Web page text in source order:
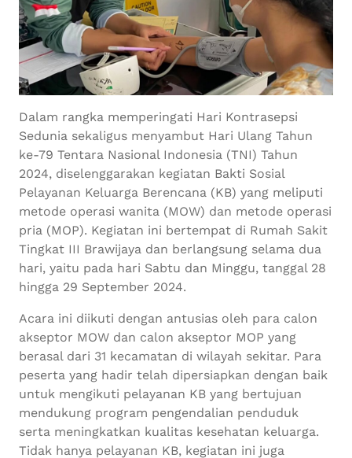
Dalam rangka memperingati Hari Kontrasepsi
Sedunia sekaligus menyambut Hari Ulang Tahun
ke-79 Tentara Nasional Indonesia (TNI) Tahun
2024, diselenggarakan kegiatan Bakti Sosial
Pelayanan Keluarga Berencana (KB) yang meliputi
metode operasi wanita (MOW) dan metode operasi
pria (MOP). Kegiatan ini bertempat di Rumah Sakit
Tingkat III Brawijaya dan berlangsung selama dua
hari, yaitu pada hari Sabtu dan Minggu, tanggal 28
hingga 29 September 2024.
Acara ini diikuti dengan antusias oleh para calon
akseptor MOW dan calon akseptor MOP yang
berasal dari 31 kecamatan di wilayah sekitar. Para
peserta yang hadir telah dipersiapkan dengan baik
untuk mengikuti pelayanan KB yang bertujuan
mendukung program pengendalian penduduk
serta meningkatkan kualitas kesehatan keluarga.
Tidak hanya pelayanan KB, kegiatan ini juga